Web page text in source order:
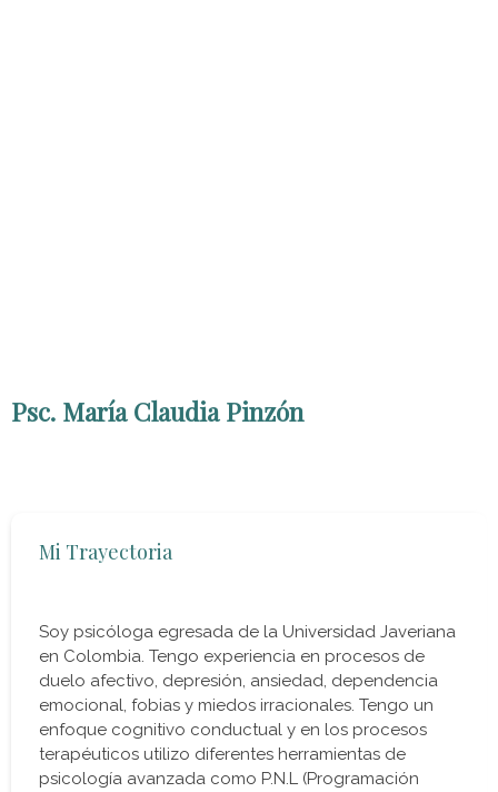
Psc. María Claudia Pinzón
Mi Trayectoria
Soy psicóloga egresada de la Universidad Javeriana
en Colombia. Tengo experiencia en procesos de
duelo afectivo, depresión, ansiedad, dependencia
emocional, fobias y miedos irracionales. Tengo un
enfoque cognitivo conductual y en los procesos
terapéuticos utilizo diferentes herramientas de
psicología avanzada como P.N.L (Programación